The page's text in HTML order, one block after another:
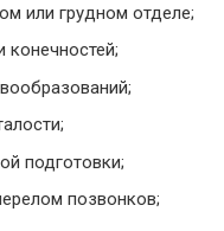
или грудном отделе;
конечностей;
подготовки;
позвонков;